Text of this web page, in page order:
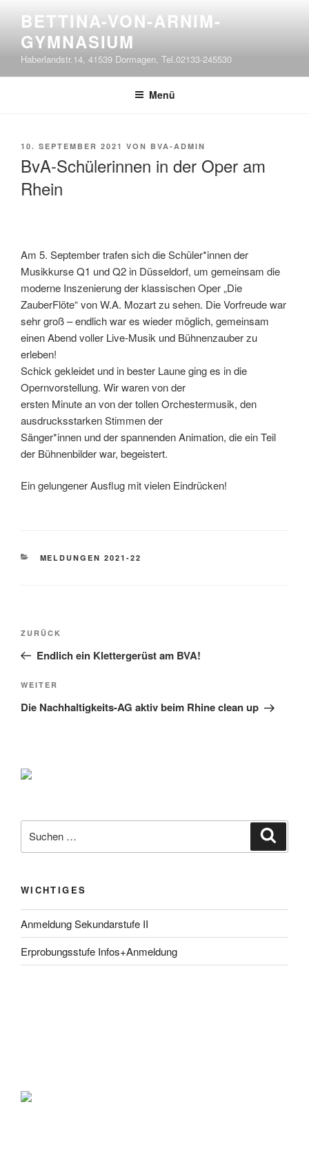
springen
BETTINA-VON-ARNIM-
GYMNASIUM
Haberlandstr.14, 41539 Dormagen, Tel.02133-245530
Menü
VERÖFFENTLICHT
10. SEPTEMBER 2021 VON BVA-ADMIN
BvA-Schülerinnen in der Oper am
Rhein
Am 5. September trafen sich die Schüler*innen der
Musikkurse Q1 und Q2 in Düsseldorf, um gemeinsam die
moderne Inszenierung der klassischen Oper „Die
ZauberFlöte“ von W.A. Mozart zu sehen. Die Vorfreude war
sehr groß – endlich war es wieder möglich, gemeinsam
einen Abend voller Live-Musik und Bühnenzauber zu
erleben!
Schick gekleidet und in bester Laune ging es in die
Opernvorstellung. Wir waren von der
ersten Minute an von der tollen Orchestermusik, den
ausdrucksstarken Stimmen der
Sänger*innen und der spannenden Animation, die ein Teil
der Bühnenbilder war, begeistert.
Ein gelungener Ausflug mit vielen Eindrücken!
KATEGORIEN
MELDUNGEN 2021-22
Beitragsnavigation
Vorheriger
Beitrag
ZURÜCK
Endlich ein Klettergerüst am BVA!
Nächster
Beitrag
WEITER
Die Nachhaltigkeits-AG aktiv beim Rhine clean up
nach:
WICHTIGES
Anmeldung Sekundarstufe II
Erprobungsstufe Infos+Anmeldung